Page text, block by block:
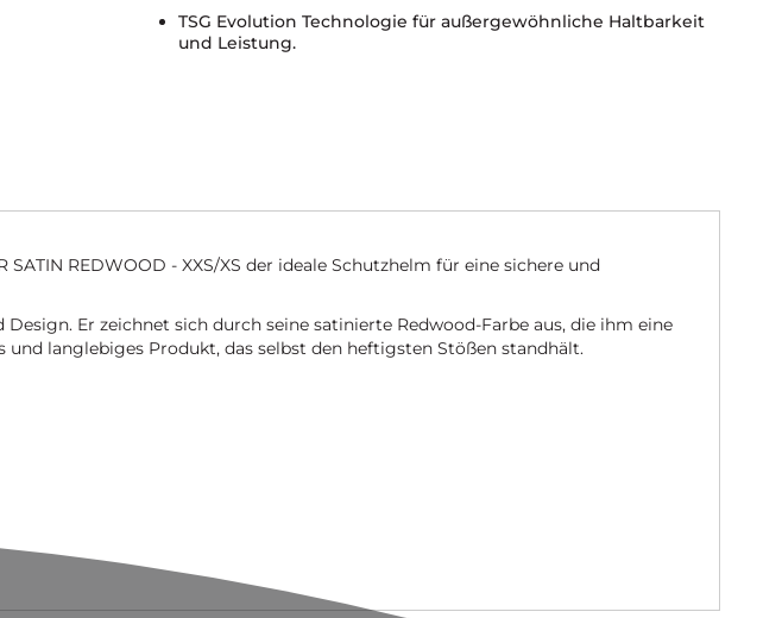
TSG Evolution Technologie für außergewöhnliche Haltbarkeit
und Leistung.
SATIN REDWOOD - XXS/XS der ideale Schutzhelm für eine sichere und
Er zeichnet sich durch seine satinierte Redwood-Farbe aus, die ihm eine
langlebiges Produkt, das selbst den heftigsten Stößen standhält.